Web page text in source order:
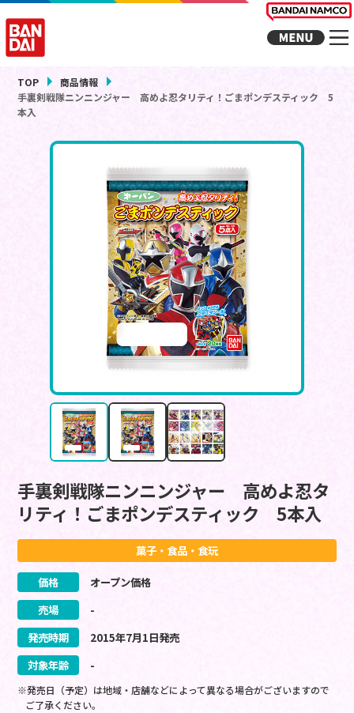
TOP
商品情報
手裏剣戦隊ニンニンジャー 高めよ忍タリティ！ごまポンデスティック 5
本入
手裏剣戦隊ニンニンジャー 高めよ忍タ
リティ！ごまポンデスティック 5本入
菓子・食品・食玩
価格
オープン価格
売場
-
発売時期
2015年7月1日発売
対象年齢
-
※発売日（予定）は地域・店舗などによって異なる場合がございますので
ご了承ください。